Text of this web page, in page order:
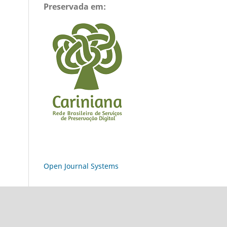
Preservada em:
Open Journal Systems